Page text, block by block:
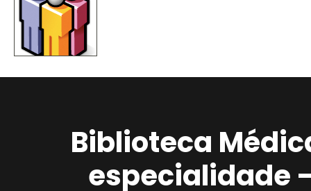
Biblioteca
especialidade